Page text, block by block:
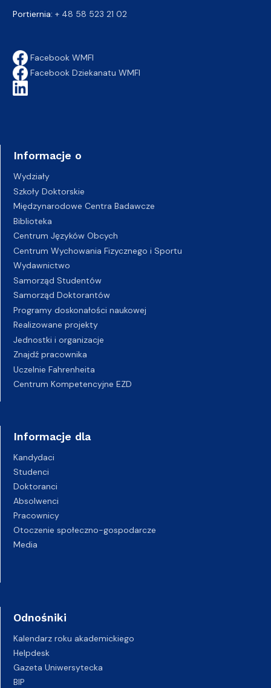
Portiernia: + 48 58 523 21 02
Facebook WMFI
Facebook Dziekanatu WMFI
Informacje o
Wydziały
Szkoły Doktorskie
Międzynarodowe Centra Badawcze
Biblioteka
Centrum Języków Obcych
Centrum Wychowania Fizycznego i Sportu
Wydawnictwo
Samorząd Studentów
Samorząd Doktorantów
Programy doskonałości naukowej
Realizowane projekty
Jednostki i organizacje
Znajdź pracownika
Uczelnie Fahrenheita
Centrum Kompetencyjne EZD
Informacje dla
Kandydaci
Studenci
Doktoranci
Absolwenci
Pracownicy
Otoczenie społeczno-gospodarcze
Media
Odnośniki
Kalendarz roku akademickiego
Helpdesk
Gazeta Uniwersytecka
BIP